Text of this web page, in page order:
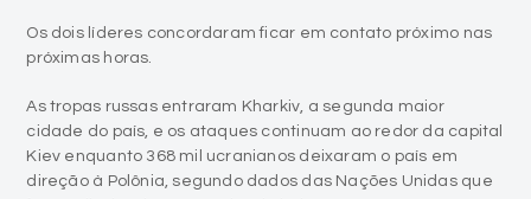
Os dois líderes concordaram ficar em contato próximo nas
próximas horas.
As tropas russas entraram Kharkiv, a segunda maior
cidade do país, e os ataques continuam ao redor da capital
Kiev enquanto 368 mil ucranianos deixaram o país em
direção à Polônia, segundo dados das Nações Unidas que